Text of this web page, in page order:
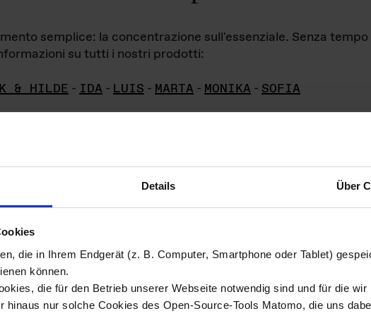
Details Über
die in Ihrem Endgerät (z. B. Computer, Smartphone oder Tablet)
können.
die für den Betrieb unserer Webseite notwendig sind und für die wir
hinaus nur solche Cookies des Open-Source-Tools Matomo, die uns
semplice: la concentrazione sull'essenziale. Senza
su tutti i nostri prodotti:
& HILDE - IDA - LUIS - MARTA - MONIKA - SOFIA
di
materiale fotografico sono detenuti daDas ganze Leben